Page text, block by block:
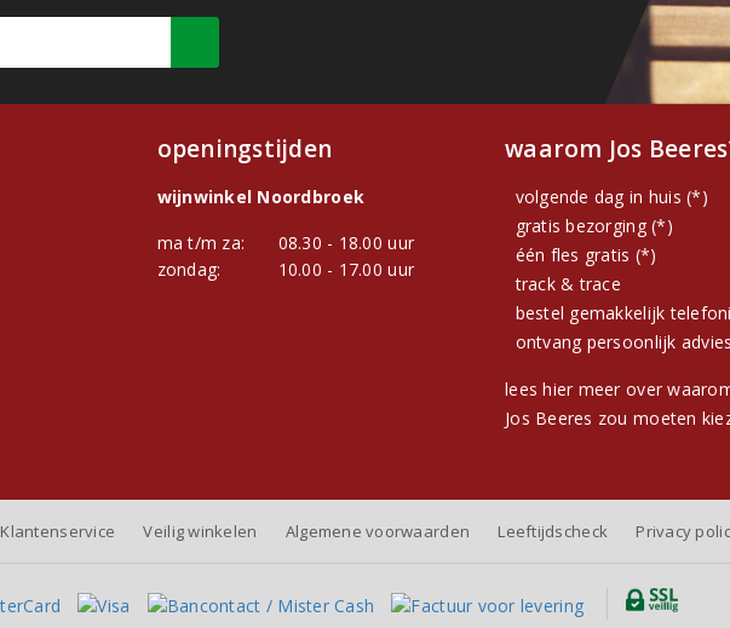
openingstijden
wijnwinkel Noordbroek
ma t/m za:
08.30 - 18.00 uur
zondag:
10.00 - 17.00 uur
waarom Jos
volgende dag in huis (*)
gratis bezorging (*)
één fles gratis (*)
track & trace
bestel gemakkelijk
ontvang persoonlijk advies
lees hier meer over
Jos Beeres zou moeten
Klantenservice Veilig winkelen Algemene voorwaarden Leeftijdscheck Privacy